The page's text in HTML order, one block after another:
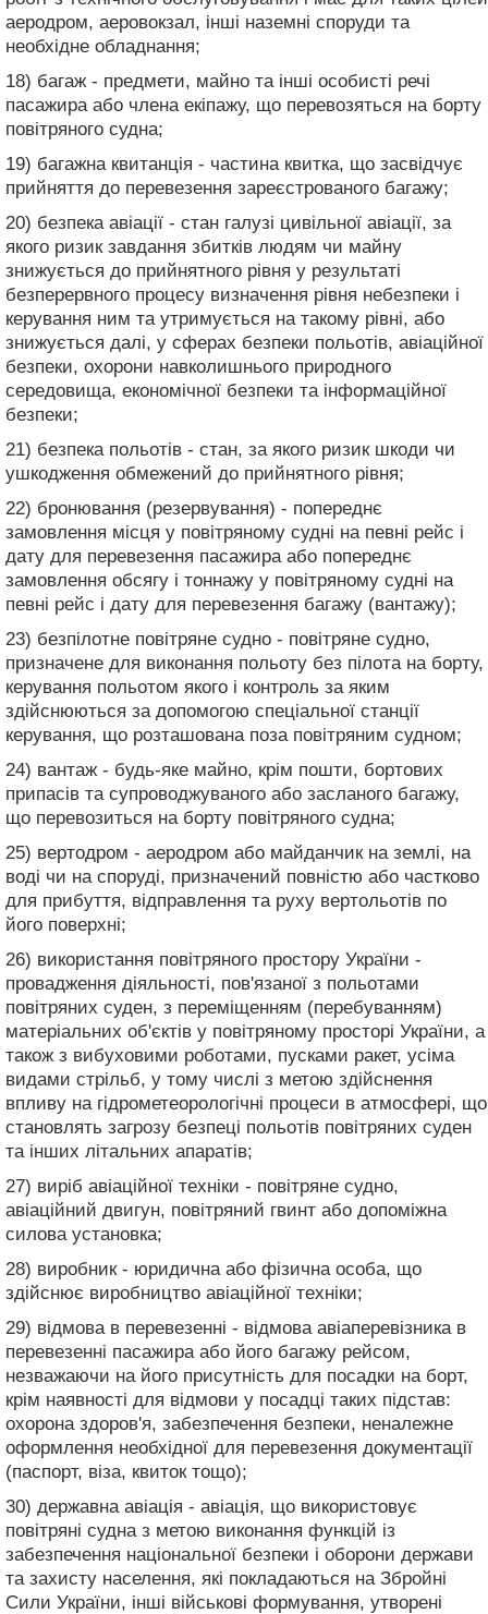
аеродром, аеровокзал, інші наземні споруди та
необхідне обладнання;
18) багаж - предмети, майно та інші особисті речі
пасажира або члена екіпажу, що перевозяться на борту
повітряного судна;
19) багажна квитанція - частина квитка, що засвідчує
прийняття до перевезення зареєстрованого багажу;
20) безпека авіації - стан галузі цивільної авіації, за
якого ризик завдання збитків людям чи майну
знижується до прийнятного рівня у результаті
безперервного процесу визначення рівня небезпеки і
керування ним та утримується на такому рівні, або
знижується далі, у сферах безпеки польотів, авіаційної
безпеки, охорони навколишнього природного
середовища, економічної безпеки та інформаційної
безпеки;
21) безпека польотів - стан, за якого ризик шкоди чи
ушкодження обмежений до прийнятного рівня;
22) бронювання (резервування) - попереднє
замовлення місця у повітряному судні на певні рейс і
дату для перевезення пасажира або попереднє
замовлення обсягу і тоннажу у повітряному судні на
певні рейс і дату для перевезення багажу (вантажу);
23) безпілотне повітряне судно - повітряне судно,
призначене для виконання польоту без пілота на борту,
керування польотом якого і контроль за яким
здійснюються за допомогою спеціальної станції
керування, що розташована поза повітряним судном;
24) вантаж - будь-яке майно, крім пошти, бортових
припасів та супроводжуваного або засланого багажу,
що перевозиться на борту повітряного судна;
25) вертодром - аеродром або майданчик на землі, на
воді чи на споруді, призначений повністю або частково
для прибуття, відправлення та руху вертольотів по
його поверхні;
26) використання повітряного простору України -
провадження діяльності, пов'язаної з польотами
повітряних суден, з переміщенням (перебуванням)
матеріальних об'єктів у повітряному просторі України, а
також з вибуховими роботами, пусками ракет, усіма
видами стрільб, у тому числі з метою здійснення
впливу на гідрометеорологічні процеси в атмосфері, що
становлять загрозу безпеці польотів повітряних суден
та інших літальних апаратів;
27) виріб авіаційної техніки - повітряне судно,
авіаційний двигун, повітряний гвинт або допоміжна
силова установка;
28) виробник - юридична або фізична особа, що
здійснює виробництво авіаційної техніки;
29) відмова в перевезенні - відмова авіаперевізника в
перевезенні пасажира або його багажу рейсом,
незважаючи на його присутність для посадки на борт,
крім наявності для відмови у посадці таких підстав:
охорона здоров'я, забезпечення безпеки, неналежне
оформлення необхідної для перевезення документації
(паспорт, віза, квиток тощо);
30) державна авіація - авіація, що використовує
повітряні судна з метою виконання функцій із
забезпечення національної безпеки і оборони держави
та захисту населення, які покладаються на Збройні
Сили України, інші військові формування, утворені